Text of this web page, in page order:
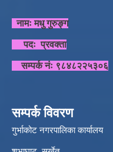
नामः मधु गुरुङ्ग
पदः प्रवक्ता
सम्पर्क नंः ९८४८२२५३०६
सम्पर्क विवरण
गुर्भाकोट नगरपालिका कार्यालय